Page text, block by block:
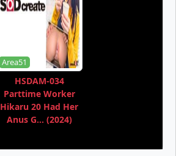
Area51
HSDAM-034
Parttime Worker
Hikaru 20 Had Her
Anus G... (2024)